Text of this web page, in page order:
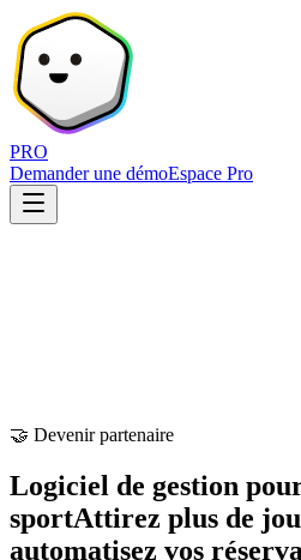
PRO
Demander une démoEspace Pro
🤝 Devenir partenaire
Logiciel de gestion
sportAttirez plus de
automatisez vos